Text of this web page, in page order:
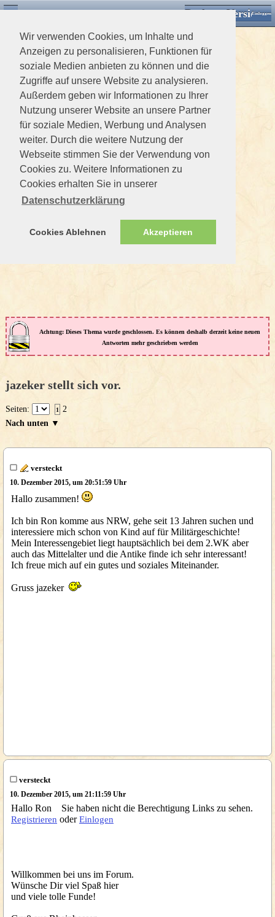
Wir verwenden Cookies, um Inhalte und
Anzeigen zu personalisieren, Funktionen für
soziale Medien anbieten zu können und die
Zugriffe auf unsere Website zu analysieren.
Außerdem geben wir Informationen zu Ihrer
Nutzung unserer Website an unsere Partner
für soziale Medien, Werbung und Analysen
weiter. Durch die weitere Nutzung der
Webseite stimmen Sie der Verwendung von
Cookies zu. Weitere Informationen zu
Cookies erhalten Sie in unserer
Datenschutzerklärung
Cookies Ablehnen Akzeptieren
Desktop VersionEinloggen
Achtung: Dieses Thema wurde geschlossen. Es können deshalb derzeit keine neuen
Antworten mehr geschrieben werden
jazeker stellt sich vor.
Seiten: 1
2
Nach unten ▼
versteckt
10. Dezember 2015, um 20:51:59 Uhr
Hallo zusammen!
Ich bin Ron komme aus NRW, gehe seit 13 Jahren suchen und
interessiere mich schon von Kind auf für Militärgeschichte!
Mein Interessengebiet liegt hauptsächlich bei dem 2.WK aber
auch das Mittelalter und die Antike finde ich sehr interessant!
Ich freue mich auf ein gutes und soziales Miteinander.
Gruss jazeker
versteckt
10. Dezember 2015, um 21:11:59 Uhr
Hallo Ron Sie haben nicht die Berechtigung Links zu sehen.
Registrieren oderEinlogen
Willkommen bei uns im Forum.
Wünsche Dir viel Spaß hier
und viele tolle Funde!